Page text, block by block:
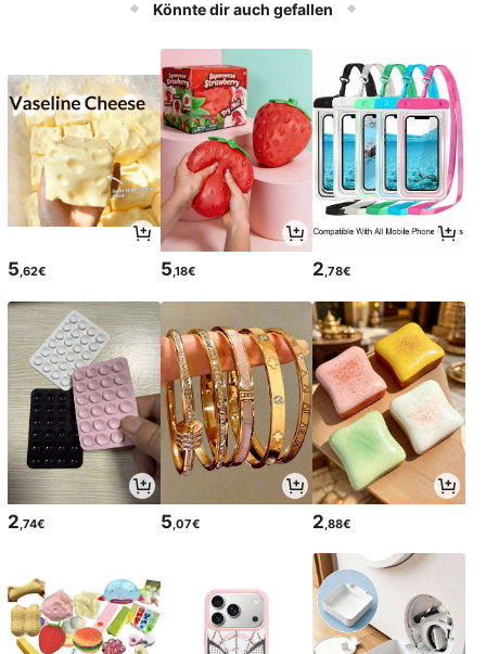
Könnte dir auch gefallen
5,62€ 5,18€ 2,78€
2 ,74€ 5 ,07€ 2 ,88€